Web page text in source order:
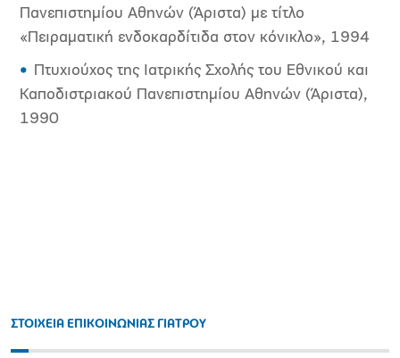
Πανεπιστημίου Αθηνών (Άριστα) με τίτλο
«Πειραματική ενδοκαρδίτιδα στον κόνικλο», 1994
Πτυχιούχος της Ιατρικής Σχολής του Εθνικού και
Καποδιστριακού Πανεπιστημίου Αθηνών (Άριστα),
1990
ΣΤΟΙΧΕΙΑ ΕΠΙΚΟΙΝΩΝΙΑΣ ΓΙΑΤΡΟΥ